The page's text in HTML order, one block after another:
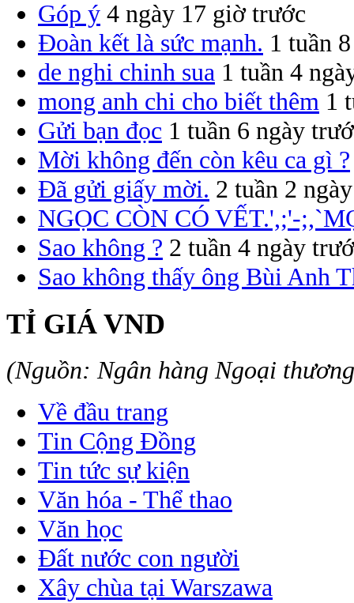
Góp ý 4 ngày 17 giờ trước
Đoàn kết là sức mạnh. 1 tuần
de nghi chinh sua 1 tuần 4
mong anh chi cho biết thêm 1
Gửi bạn đọc 1 tuần 6 ngày
Mời không đến còn kêu ca gì ?
Đã gửi giấy mời. 2 tuần 2
NGỌC CÒN CÓ VẾT.',;'-
Sao không ? 2 tuần 4 ngày
Sao không thấy ông Bùi Anh
TỈ GIÁ VND
(Nguồn: Ngân hàng Ngoại
Về đầu trang
Tin Cộng Đồng
Tin tức sự kiện
Văn hóa - Thể thao
Văn học
Đất nước con người
Xây chùa tại Warszawa